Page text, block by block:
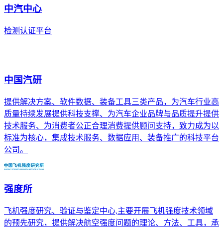
中汽中心
检测认证平台
中国汽研
提供解决方案、软件数据、装备工具三类产品，为汽车行业高
质量持续发展提供科技支撑、为汽车企业品牌与品质提升提供
技术服务、为消费者公正合理消费提供顾问支持，致力成为以
标准为核心，集成技术服务、数据应用、装备推广的科技平台
公司。
强度所
飞机强度研究、验证与鉴定中心,主要开展飞机强度技术领域
的预先研究，提供解决航空强度问题的理论、方法、工具，承